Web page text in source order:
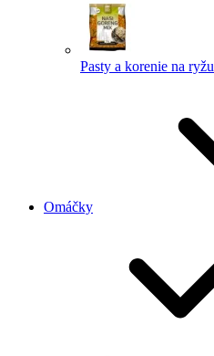
Pasty a korenie na ryžu
Omáčky